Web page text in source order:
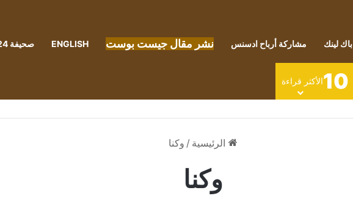
باك لينك مشاركة أرباح ادسنس نشر مقال جيست بوست ENGLISH صحيفة 24 لمعلوماتك
10الأكثر قراءة
الرئيسية / وكنا
وكنا